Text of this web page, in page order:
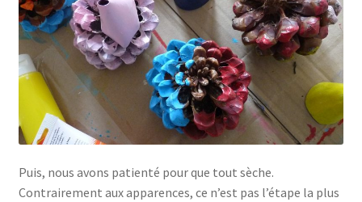
Puis, nous avons patienté pour que tout sèche.
Contrairement aux apparences, ce n’est pas l’étape la plus